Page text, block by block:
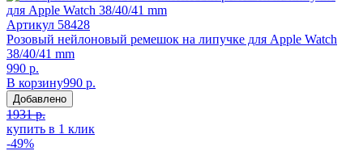
Артикул 58428
Розовый нейлоновый ремешок на липучке для Apple Watch
38/40/41 mm
990 р.
В корзину990 р.
Добавлено
1931 р.
купить в 1 клик
-49%